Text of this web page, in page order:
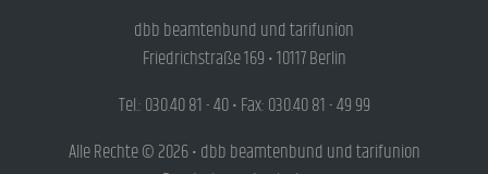
dbb beamtenbund und tarifunion
Friedrichstraße 169 • 10117 Berlin
Tel.: 030.40 81 - 40 • Fax: 030.40 81 - 49 99
Alle Rechte © 2026 • dbb beamtenbund und tarifunion